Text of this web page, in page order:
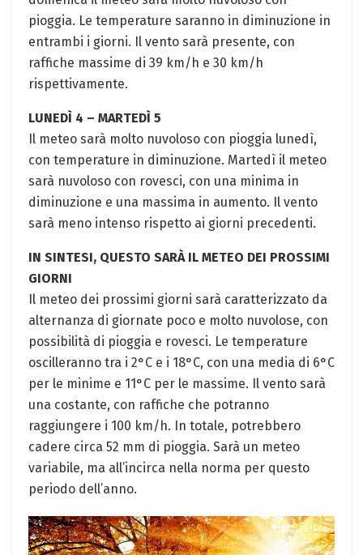
pioggia. Le temperature saranno in diminuzione in
entrambi i giorni. Il vento sarà presente, con
raffiche massime di 39 km/h e 30 km/h
rispettivamente.
LUNEDÌ 4 – MARTEDÌ 5
Il meteo sarà molto nuvoloso con pioggia lunedì,
con temperature in diminuzione. Martedì il meteo
sarà nuvoloso con rovesci, con una minima in
diminuzione e una massima in aumento. Il vento
sarà meno intenso rispetto ai giorni precedenti.
IN SINTESI, QUESTO SARÀ IL METEO DEI PROSSIMI
GIORNI
Il meteo dei prossimi giorni sarà caratterizzato da
alternanza di giornate poco e molto nuvolose, con
possibilità di pioggia e rovesci. Le temperature
oscilleranno tra i 2°C e i 18°C, con una media di 6°C
per le minime e 11°C per le massime. Il vento sarà
una costante, con raffiche che potranno
raggiungere i 100 km/h. In totale, potrebbero
cadere circa 52 mm di pioggia. Sarà un meteo
variabile, ma all’incirca nella norma per questo
periodo dell’anno.